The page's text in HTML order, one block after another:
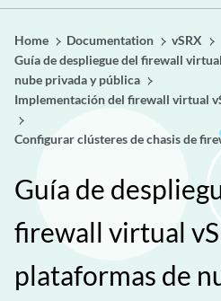
Home Documentation
vSRX
Guía de despliegue del firewall
nube privada y pública
Implementación del firewall virtual
Configurar clústeres de chasis de
Guía de
firewall virtual
plataformas de